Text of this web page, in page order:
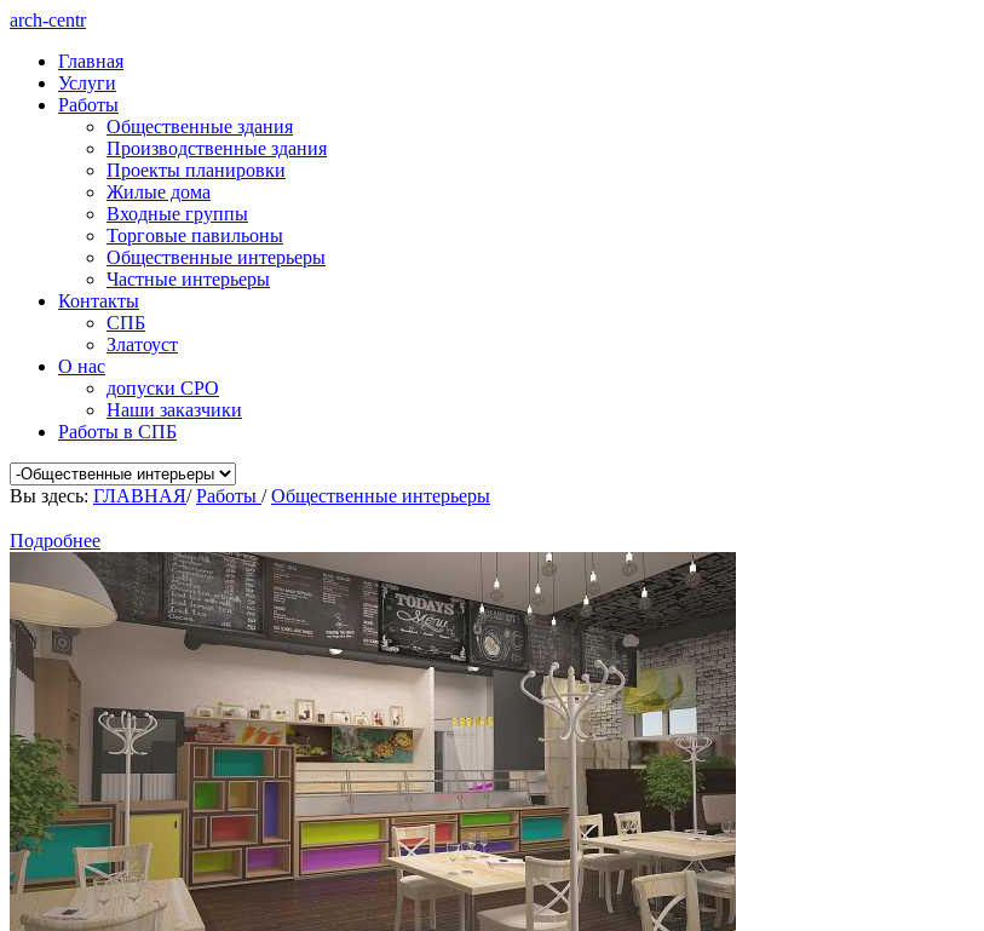
arch-centr
Главная
Услуги
Работы
Общественные здания
Производственные здания
Проекты планировки
Жилые дома
Входные группы
Торговые павильоны
Общественные интерьеры
Частные интерьеры
Контакты
СПБ
Златоуст
О нас
допуски СРО
Наши заказчики
Работы в СПБ
Вы здесь: ГЛАВНАЯ/Работы /Общественные интерьеры
Подробнее